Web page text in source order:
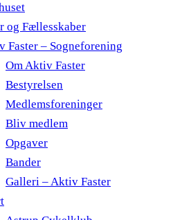
og Fællesskaber
Faster – Sogneforening
Om Aktiv Faster
Bestyrelsen
Medlemsforeninger
Bliv medlem
Opgaver
Bander
Galleri – Aktiv Faster